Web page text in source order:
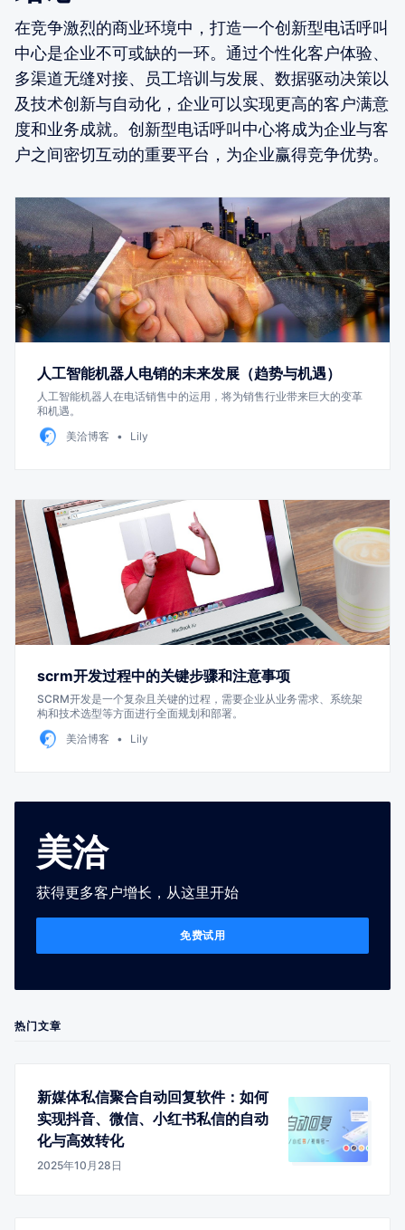
在竞争激烈的商业环境中，打造一个创新型电话呼叫
中心是企业不可或缺的一环。通过个性化客户体验、
多渠道无缝对接、员工培训与发展、数据驱动决策以
及技术创新与自动化，企业可以实现更高的客户满意
度和业务成就。创新型电话呼叫中心将成为企业与客
户之间密切互动的重要平台，为企业赢得竞争优势。
人工智能机器人电销的未来发展（趋势与机遇）
人工智能机器人在电话销售中的运用，将为销售行业带来巨大的变革
和机遇。
美洽博客
Lily
scrm开发过程中的关键步骤和注意事项
SCRM开发是一个复杂且关键的过程，需要企业从业务需求、系统架
构和技术选型等方面进行全面规划和部署。
美洽博客
Lily
美洽
获得更多客户增长，从这里开始
免费试用
热门文章
新媒体私信聚合自动回复软件：如何
实现抖音、微信、小红书私信的自动
化与高效转化
2025年10月28日